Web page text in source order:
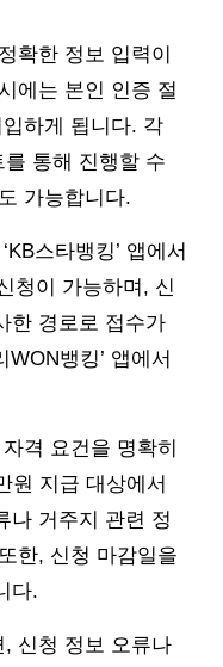
확한 정보 입력이
에는 본인 인증 절
하게 됩니다. 각
통해 진행할 수
가능합니다.
스타뱅킹’ 앱에서
청이 가능하며, 신
한 경로로 접수가
뱅킹’ 앱에서
격 요건을 명확히
원 지급 대상에서
나 거주지 관련 정
한, 신청 마감일을
다.
신청 정보 오류나